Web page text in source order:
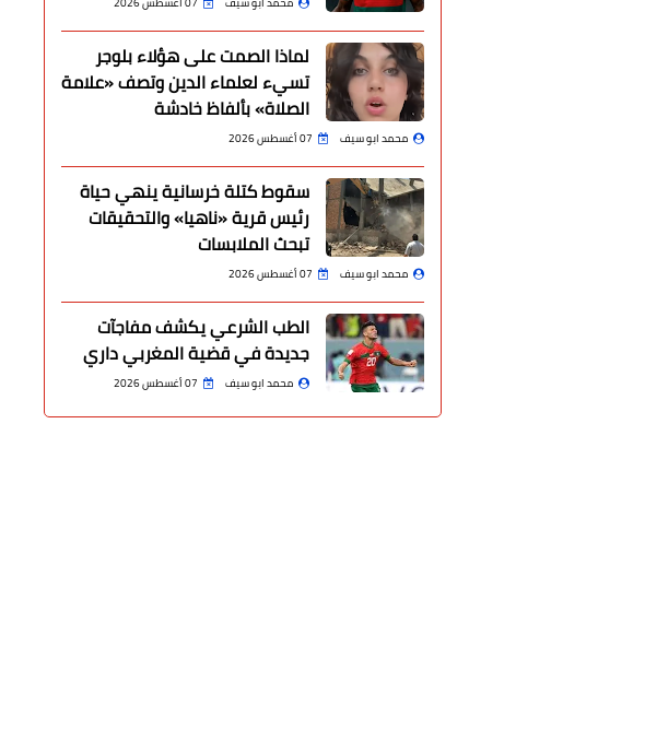
لماذا الصمت على هؤلاء بلوجر
تسيء لعلماء الدين وتصف «علامة
الصلاة» بألفاظ خادشة
محمد ابو سيف 07 أغسطس 2026
سقوط كتلة خرسانية ينهي حياة
رئيس قرية «ناهيا» والتحقيقات
تبحث الملابسات
محمد ابو سيف 07 أغسطس 2026
الطب الشرعي يكشف مفاجآت
جديدة في قضية المغربي داري
محمد ابو سيف 07 أغسطس 2026